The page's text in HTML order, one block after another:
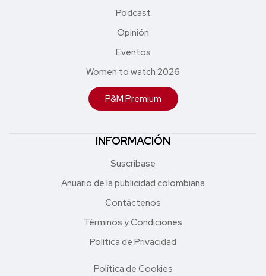
Podcast
Opinión
Eventos
Women to watch 2026
P&M Premium
INFORMACIÓN
Suscríbase
Anuario de la publicidad colombiana
Contáctenos
Términos y Condiciones
Política de Privacidad
Política de Cookies